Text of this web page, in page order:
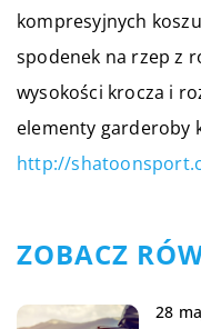
kompresyjnych
spodenek na rzep z
wysokości krocza i
elementy garderoby
http://
ZOBACZ
28